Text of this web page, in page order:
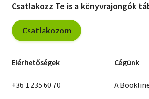
Csatlakozz Te is a könyvrajongók
Csatlakozom
Elérhetőségek
+36 1 235 60 70
Cégünk
A